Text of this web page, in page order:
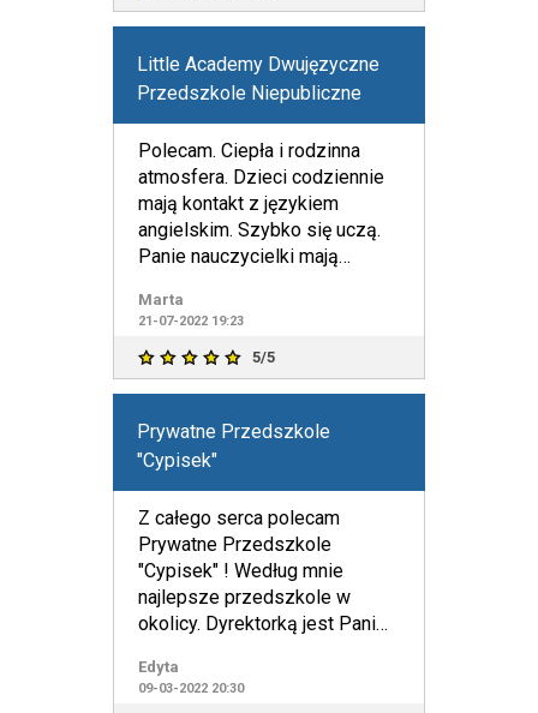
Little Academy Dwujęzyczne
Przedszkole Niepubliczne
Polecam. Ciepła i rodzinna
atmosfera. Dzieci codziennie
mają kontakt z językiem
angielskim. Szybko się uczą.
Panie nauczycielki mają
Marta
21-07-2022 19:23
5/5
Prywatne Przedszkole
"Cypisek"
Z całego serca polecam
Prywatne Przedszkole
"Cypisek" ! Według mnie
najlepsze przedszkole w
okolicy. Dyrektorką jest Pani
olbrzymie doś
Edyta
09-03-2022 20:30